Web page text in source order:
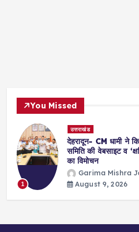
You Missed
क्षत्रिय कल्याण
जागरण’ स्मारिका
Joshi
2